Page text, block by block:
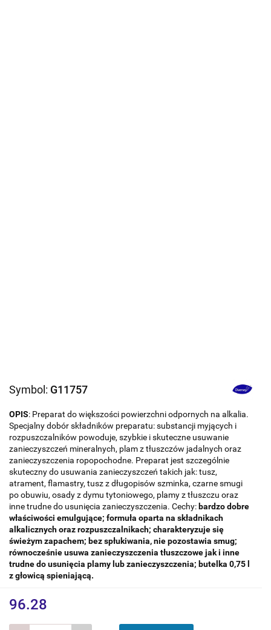
Symbol: G11757
OPIS: Preparat do większości powierzchni odpornych na alkalia.
Specjalny dobór składników preparatu: substancji myjących i
rozpuszczalników powoduje, szybkie i skuteczne usuwanie
zanieczyszczeń mineralnych, plam z tłuszczów jadalnych oraz
zanieczyszczenia ropopochodne. Preparat jest szczególnie
skuteczny do usuwania zanieczyszczeń takich jak: tusz,
atrament, flamastry, tusz z długopisów szminka, czarne smugi
po obuwiu, osady z dymu tytoniowego, plamy z tłuszczu oraz
inne trudne do usunięcia zanieczyszczenia. Cechy: bardzo dobre
właściwości emulgujące; formuła oparta na składnikach
alkalicznych oraz rozpuszczalnikach; charakteryzuje się
świeżym zapachem; bez spłukiwania, nie pozostawia smug;
równocześnie usuwa zanieczyszczenia tłuszczowe jak i inne
trudne do usunięcia plamy lub zanieczyszczenia; butelka 0,75 l
z głowicą spieniającą.
96.28